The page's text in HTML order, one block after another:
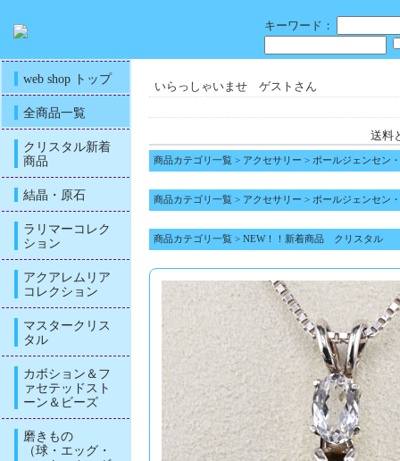
キーワード：
web shop トップ
全商品一覧
クリスタル新着
商品
結晶・原石
ラリマーコレク
ション
アクアレムリア
コレクション
マスタークリス
タル
カボション＆フ
ァセテッドスト
ーン＆ビーズ
磨きもの
（球・エッグ・
いらっしゃいませ ゲストさん
送料
商品カテゴリ一覧 > アクセサリー > ポールジェンセン
商品カテゴリ一覧 > アクセサリー > ポールジェンセン
商品カテゴリ一覧 > NEW！！新着商品 クリスタル